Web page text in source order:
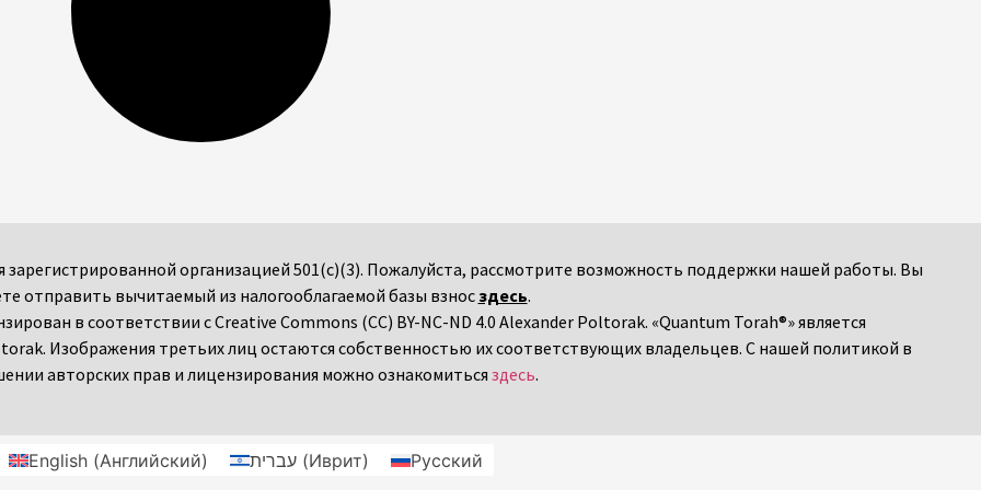
организацией 501(c)(3). Пожалуйста, рассмотрите возможность поддержки нашей работы. Вы
отправить вычитаемый из налогооблагаемой базы взнос здесь.
в соответствии с Creative Commons (CC) BY-NC-ND 4.0 Alexander Poltorak. «Quantum Torah®» является
Изображения третьих лиц остаются собственностью их соответствующих владельцев. С нашей политикой в
авторских прав и лицензирования можно ознакомиться здесь.
English(Английский) עברית(Иврит) Русский